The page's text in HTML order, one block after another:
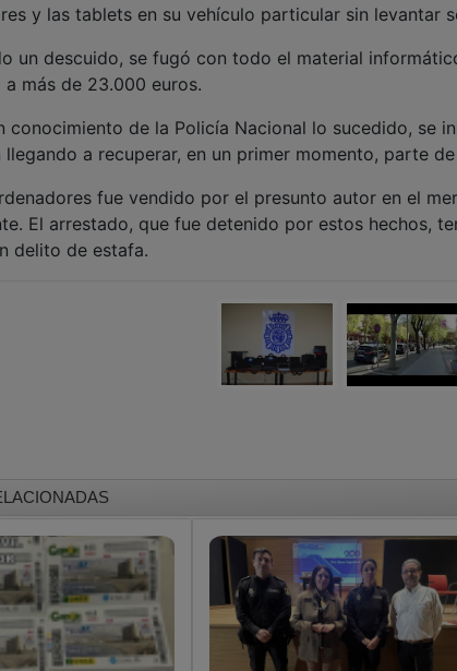
y las tablets en su vehículo particular sin levantar
un descuido, se fugó con todo el material
a más de 23.000 euros.
conocimiento de la Policía Nacional lo sucedido, se
a recuperar, en un primer momento, parte
fue vendido por el presunto autor en el
El arrestado, que fue detenido por estos hechos,
delito de estafa.